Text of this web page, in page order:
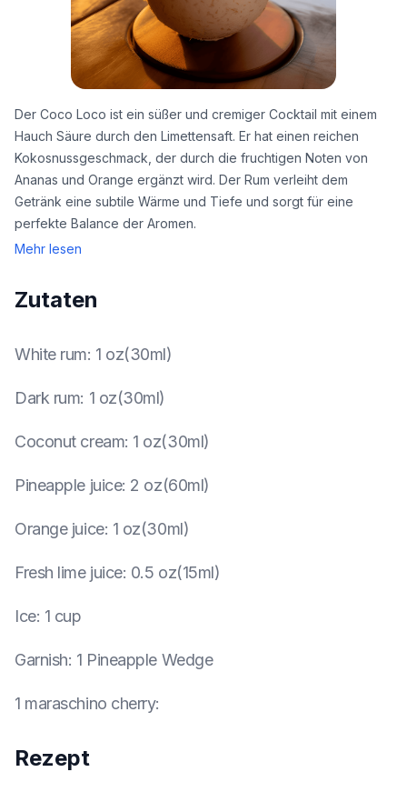
Der Coco Loco ist ein süßer und cremiger Cocktail mit einem
Hauch Säure durch den Limettensaft. Er hat einen reichen
Kokosnussgeschmack, der durch die fruchtigen Noten von
Ananas und Orange ergänzt wird. Der Rum verleiht dem
Getränk eine subtile Wärme und Tiefe und sorgt für eine
perfekte Balance der Aromen.
Mehr lesen
Zutaten
White rum: 1 oz(30ml)
Dark rum: 1 oz(30ml)
Coconut cream: 1 oz(30ml)
Pineapple juice: 2 oz(60ml)
Orange juice: 1 oz(30ml)
Fresh lime juice: 0.5 oz(15ml)
Ice: 1 cup
Garnish: 1 Pineapple Wedge
1 maraschino cherry:
Rezept